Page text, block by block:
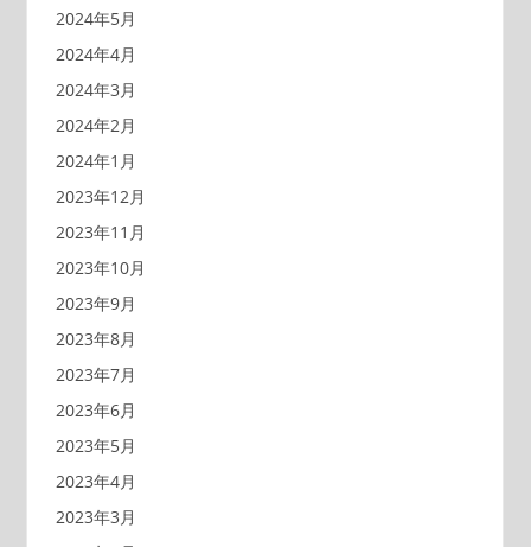
2024年5月
2024年4月
2024年3月
2024年2月
2024年1月
2023年12月
2023年11月
2023年10月
2023年9月
2023年8月
2023年7月
2023年6月
2023年5月
2023年4月
2023年3月